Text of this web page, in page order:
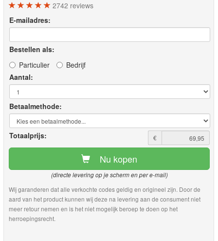
2742 reviews
E-mailadres:
Bestellen als:
Particulier
Bedrijf
Aantal:
Betaalmethode:
Totaalprijs: €
Nu kopen
(directe levering op je scherm en per e-mail)
Wij garanderen dat alle verkochte codes geldig en origineel zijn. Door de
aard van het product kunnen wij deze na levering aan de consument niet
meer retour nemen en is het niet mogelijk beroep te doen op het
herroepingsrecht.